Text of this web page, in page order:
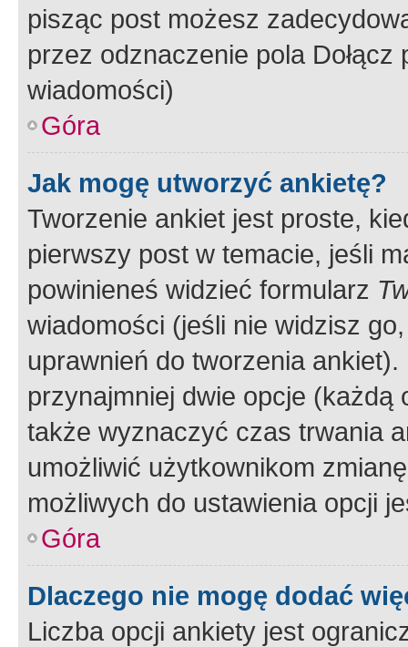
pisząc post możesz
przez odznaczenie pola
wiadomości)
Góra
Jak mogę utworzyć ankietę?
Tworzenie ankiet jest proste,
pierwszy post w temacie, jeśli
powinieneś widzieć formularz
wiadomości (jeśli nie widzisz
uprawnień do tworzenia
przynajmniej dwie opcje
także wyznaczyć czas trwania
umożliwić użytkownikom
możliwych do ustawienia opcji
Góra
Dlaczego nie mogę dodać
Liczba opcji ankiety jest